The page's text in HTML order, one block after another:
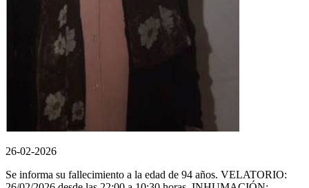
26-02-2026
Se informa su fallecimiento a la edad de 94 años. VELATORIO: